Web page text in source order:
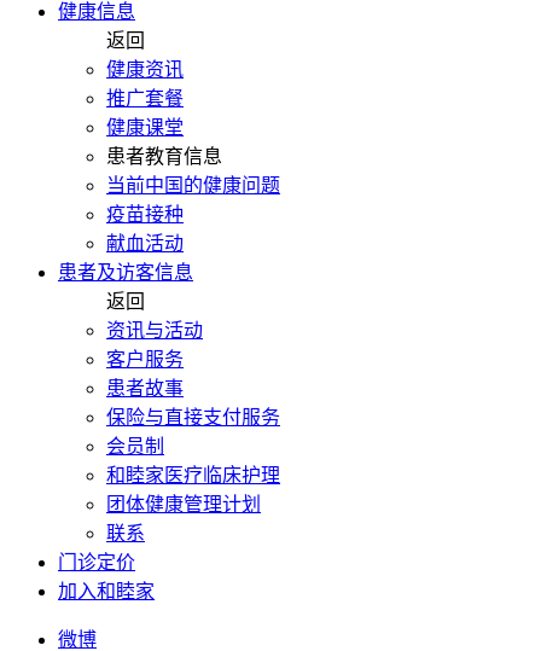
健康信息
返回
健康资讯
推广套餐
健康课堂
患者教育信息
当前中国的健康问题
疫苗接种
献血活动
患者及访客信息
返回
资讯与活动
客户服务
患者故事
保险与直接支付服务
会员制
和睦家医疗临床护理
团体健康管理计划
联系
门诊定价
加入和睦家
微博